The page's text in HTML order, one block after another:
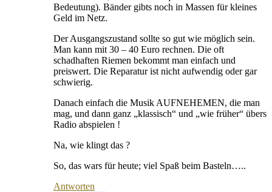
Bedeutung). Bänder gibts noch in Massen für kleines
Geld im Netz.
Der Ausgangszustand sollte so gut wie möglich sein.
Man kann mit 30 – 40 Euro rechnen. Die oft
schadhaften Riemen bekommt man einfach und
preiswert. Die Reparatur ist nicht aufwendig oder gar
schwierig.
Danach einfach die Musik AUFNEHEMEN, die man
mag, und dann ganz „klassisch“ und „wie früher“ übers
Radio abspielen !
Na, wie klingt das ?
So, das wars für heute; viel Spaß beim Basteln…..
Antworten